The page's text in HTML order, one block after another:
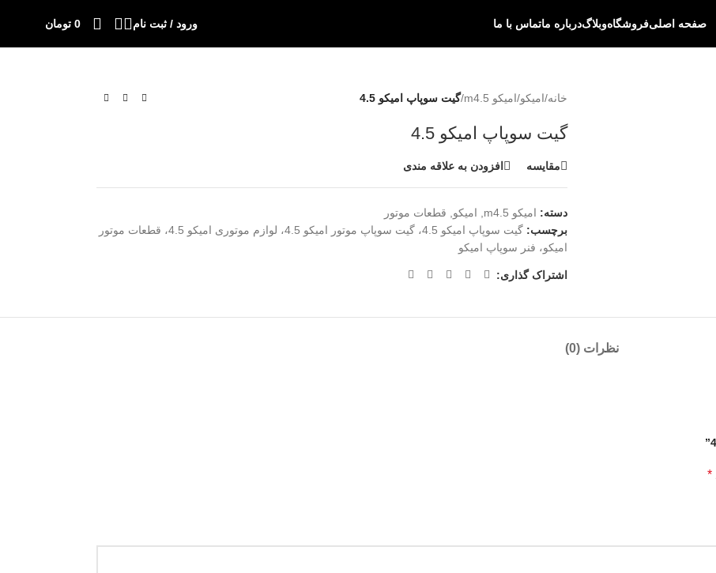
صفحه اصلیفروشگاهوبلاگدرباره ماتماس با ما ورود / ثبت نام 0 تومان
خانه/امیکو/امیکو m4.5 /گیت سوپاپ امیکو 4.5
گیت سوپاپ امیکو 4.5
مقایسه افزودن به علاقه مندی
دسته: امیکو m4.5 امیکو
قطعات موتور
برچسب:
گیت سوپاپ امیکو 4.5، گیت سوپاپ موتور امیکو 4.5، لوازم موتوری امیکو 4.5، قطعات موتور
امیکو، فنر سوپاپ امیکو
اشتراک گذاری:
نظرات (0)
*